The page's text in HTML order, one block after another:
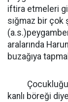
iftira etmeleri
sığmaz bir çok
aralarında
buzağıya
kanlı böreği